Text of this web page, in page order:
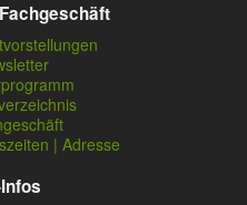
| Adresse